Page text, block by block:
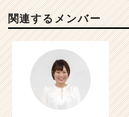
関連するメンバー